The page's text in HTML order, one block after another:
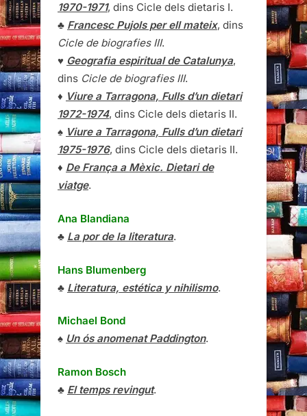
1970-1971, dins Cicle dels dietaris I.
♣ Francesc Pujols per ell mateix, dins
Cicle de biografies III.
♥ Geografia espiritual de Catalunya,
dins Cicle de biografies III.
♦ Viure a Tarragona, Fulls d’un dietari
1972-1974, dins Cicle dels dietaris II.
♠ Viure a Tarragona, Fulls d’un dietari
1975-1976, dins Cicle dels dietaris II.
♦ De França a Mèxic. Dietari de
viatge.
Ana Blandiana
♣ La por de la literatura.
Hans Blumenberg
♣ Literatura, estética y nihilismo.
Michael Bond
♠ Un ós anomenat Paddington.
Ramon Bosch
♣ El temps revingut.